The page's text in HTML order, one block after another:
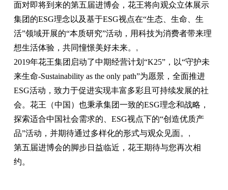
面对即将到来的第五届进博会，花王将向观众立体展示
集团的ESG理念以及基于ESG视点在“生态、生命、生
活”领域开展的“本质研究”活动，用科技为消费者带来理
想生活体验，共同憧憬美好未来。 ,
2019年花王集团启动了中期经营计划“K25”，以“守护未
来生命-Sustainability as the only path”为愿景，全面推进
ESG活动，致力于促进实现丰富多彩且可持续发展的社
会。花王（中国）也秉承集团一致的ESG理念和战略，
探索适合中国社会需求的、ESG视点下的“创造优质产
品”活动，并期待通过多样化的形式与观众见面。 ,
第五届进博会的脚步日益临近，花王期待与您再次相
约。